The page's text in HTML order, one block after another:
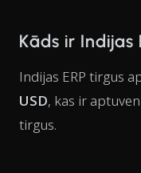
Kāds ir Indijas
Indijas ERP tirgus
USD, kas ir
tirgus.